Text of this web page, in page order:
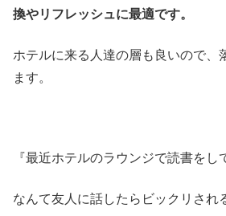
換やリフレッシュに最適です。
ホテルに来る人達の層も良いので、
ます。
『最近ホテルのラウンジで読書をし
なんて友人に話したらビックリされ